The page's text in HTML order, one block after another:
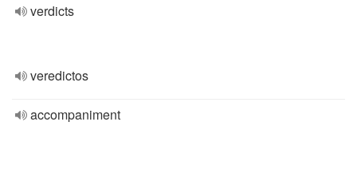
verdicts
veredictos
accompaniment